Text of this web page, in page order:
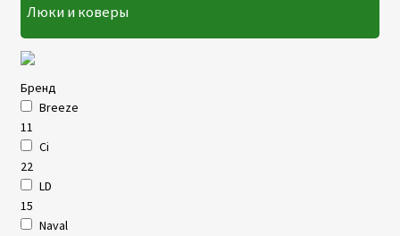
Люки и коверы
Бренд
Breeze
11
Ci
22
LD
15
Naval